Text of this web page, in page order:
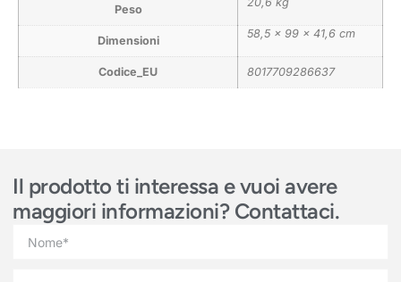
Peso
Dimensioni
58,5 × 99 × 41,6 cm
Codice_EU 8017709286637
Il prodotto ti interessa e vuoi avere
maggiori informazioni? Contattaci.